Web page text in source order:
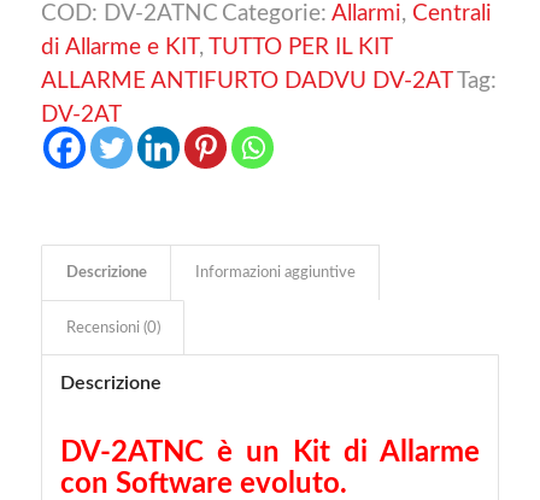
COD: DV-2ATNC Categorie: Allarmi, Centrali
di Allarme e KIT, TUTTO PER IL KIT
ALLARME ANTIFURTO DADVU DV-2ATTag:
DV-2AT
Descrizione Informazioni aggiuntive
Recensioni (0)
Descrizione
DV-2ATNC è un Kit di Allarme
con Software evoluto.